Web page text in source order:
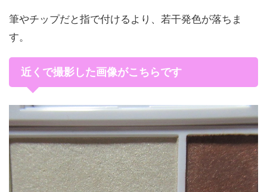
筆やチップだと指で付けるより、若干発色が落ちま
す。
近くで撮影した画像がこちらです